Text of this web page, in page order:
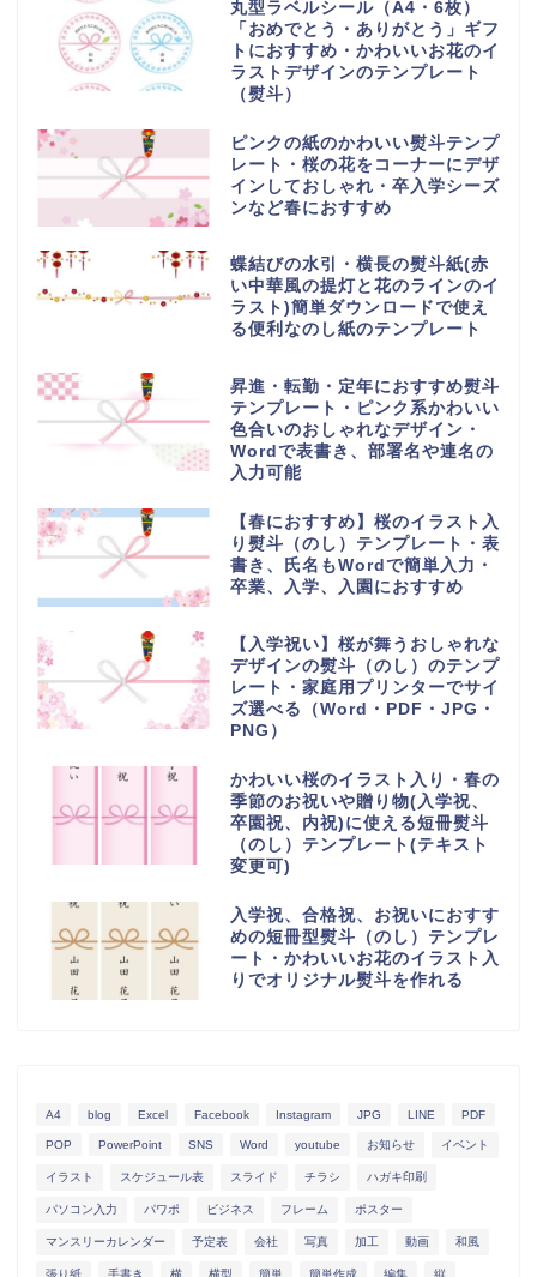
丸型ラベルシール（A4・6枚）
「おめでとう・ありがとう」ギフ
トにおすすめ・かわいいお花のイ
ラストデザインのテンプレート
（熨斗）
ピンクの紙のかわいい熨斗テンプ
レート・桜の花をコーナーにデザ
インしておしゃれ・卒入学シーズ
ンなど春におすすめ
蝶結びの水引・横長の熨斗紙(赤
い中華風の提灯と花のラインのイ
ラスト)簡単ダウンロードで使え
る便利なのし紙のテンプレート
昇進・転勤・定年におすすめ熨斗
テンプレート・ピンク系かわいい
色合いのおしゃれなデザイン・
Wordで表書き、部署名や連名の
入力可能
【春におすすめ】桜のイラスト入
り熨斗（のし）テンプレート・表
書き、氏名もWordで簡単入力・
卒業、入学、入園におすすめ
【入学祝い】桜が舞うおしゃれな
デザインの熨斗（のし）のテンプ
レート・家庭用プリンターでサイ
ズ選べる（Word・PDF・JPG・
PNG）
かわいい桜のイラスト入り・春の
季節のお祝いや贈り物(入学祝、
卒園祝、内祝)に使える短冊熨斗
（のし）テンプレート(テキスト
変更可)
入学祝、合格祝、お祝いにおすす
めの短冊型熨斗（のし）テンプレ
ート・かわいいお花のイラスト入
りでオリジナル熨斗を作れる
A4 blog Excel Facebook Instagram JPG LINE PDF
POP PowerPoint SNS Word youtube お知らせ イベント
イラスト スケジュール表 スライド チラシ ハガキ印刷
パソコン入力 パワポ ビジネス フレーム ポスター
マンスリーカレンダー 予定表 会社 写真 加工 動画 和風
張り紙 手書き 横 横型 簡単 簡単作成 編集 縦